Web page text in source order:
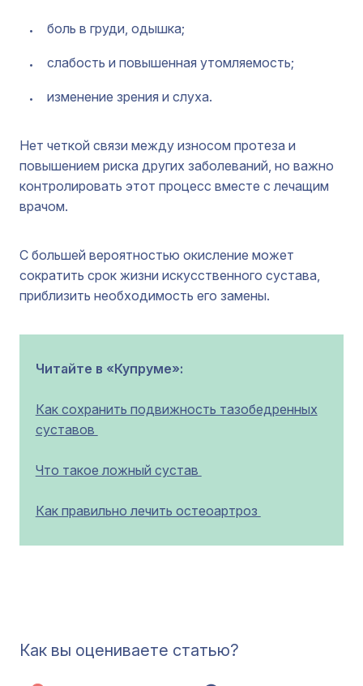
боль в груди, одышка;
слабость и повышенная утомляемость;
изменение зрения и слуха.
Нет четкой связи между износом протеза и
повышением риска других заболеваний, но важно
контролировать этот процесс вместе с лечащим
врачом.
С большей вероятностью окисление может
сократить срок жизни искусственного сустава,
приблизить необходимость его замены.
Читайте в «Купруме»:
Как сохранить подвижность тазобедренных
суставов
Что такое ложный сустав
Как правильно лечить остеоартроз
Как вы оцениваете статью?